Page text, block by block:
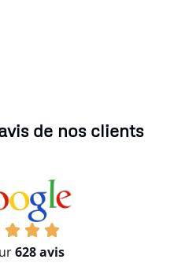
de nos clients
628 avis